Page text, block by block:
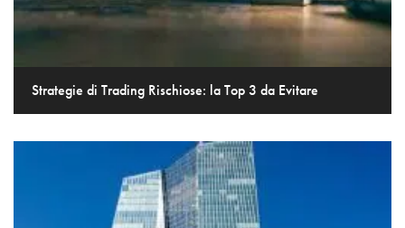
Strategie di Trading Rischiose: la Top 3 da Evitare